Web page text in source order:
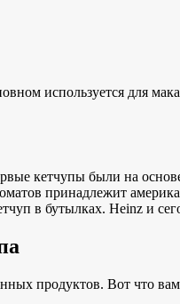
используется для
кетчупы были на
принадлежит
в бутылках. Heinz и
продуктов. Вот что